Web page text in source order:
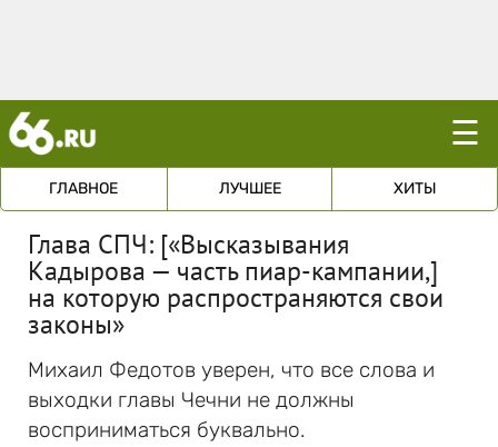
☰
ГЛАВНОЕ ЛУЧШЕЕ ХИТЫ
Глава СПЧ: [«Высказывания
Кадырова — часть пиар-кампании,]
на которую распространяются свои
законы»
Михаил Федотов уверен, что все слова и
выходки главы Чечни не должны
восприниматься буквально.